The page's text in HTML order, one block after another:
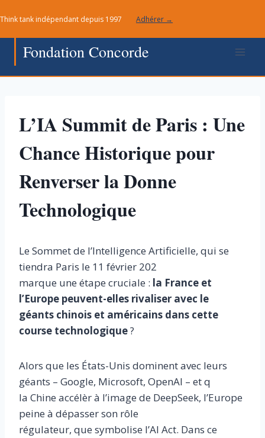
au
contenu
Think tank indépendant depuis 1997 Adhérer →
Fondation Concorde
L’IA Summit de Paris : Une
Chance Historique pour
Renverser la Donne
Technologique
Le Sommet de l’Intelligence Artificielle, qui se
tiendra Paris le 11 février 202
marque une étape cruciale : la France et
l’Europe peuvent-elles rivaliser avec le
géants chinois et américains dans cette
course technologique?
Alors que les États-Unis dominent avec leurs
géants – Google, Microsoft, OpenAI – et q
la Chine accélèr à l’image de DeepSeek, l’Europe
peine à dépasser son rôle
régulateur, que symbolise l’AI Act. Dans ce